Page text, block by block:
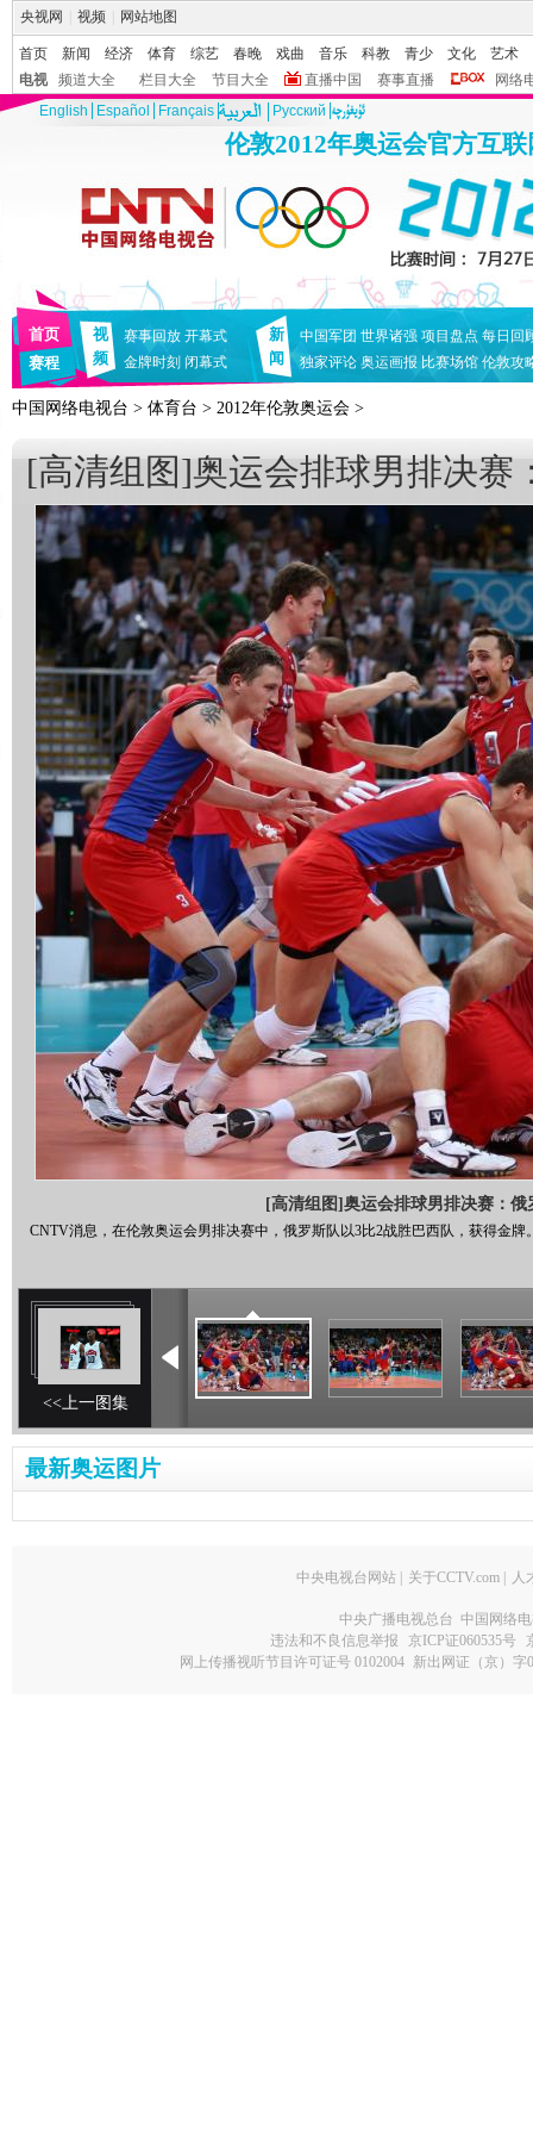
央视网 视频 网站地图
首页 新闻 经济 体育 综艺 春晚 戏曲 音乐 科教 青少 文化
艺术
电视
频道大全 栏目大全 节目大全 直播中国 赛事直播
网络
English
Español Français Pусский
伦敦2012年奥运会官方互
首页
赛程
视
频
赛事回放 开幕式
金牌时刻 闭幕式
新
闻
中国军团 世界诸强 项目盘点 每日回
独家评论 奥运画报 比赛场馆 伦敦攻
中国网络电视台 > 体育台 > 2012年伦敦奥运会 >
[高清组图]奥运会排球男排决赛
[高清组图]奥运会排球男排决赛：俄
CNTV消息，在伦敦奥运会男排决赛中，俄罗斯队以3比2战胜巴西队，获得金牌
<<上一图集
最新奥运图片
中央电视台网站 关于CCTV.com 人
中央广播电视总台 中国网络
违法和不良信息举报
京ICP证060535号
网上传播视听节目许可证号 0102004 新出网证（京）